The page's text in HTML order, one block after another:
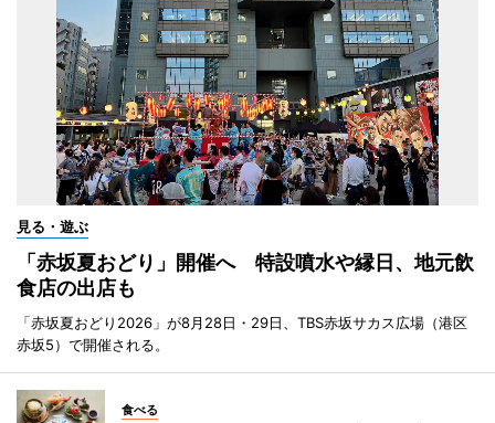
見る・遊ぶ
「赤坂夏おどり」開催へ 特設噴水や縁日、地元飲
食店の出店も
「赤坂夏おどり2026」が8月28日・29日、TBS赤坂サカス広場（港区
赤坂5）で開催される。
食べる